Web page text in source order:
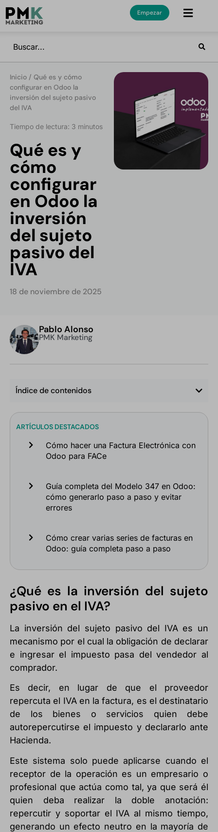
Empezar
Inicio / Qué es y cómo
configurar en Odoo la
inversión del sujeto pasivo
del IVA
Tiempo de lectura: 3 minutos
Qué es y
cómo
configurar
en Odoo la
inversión
del sujeto
pasivo del
IVA
18 de noviembre de 2025
Pablo Alonso
PMK Marketing
Índice de contenidos
ARTÍCULOS DESTACADOS
Cómo hacer una Factura Electrónica con
Odoo para FACe
Guía completa del Modelo 347 en Odoo:
cómo generarlo paso a paso y evitar
errores
Cómo crear varias series de facturas en
Odoo: guía completa paso a paso
¿Qué es la inversión del sujeto
pasivo en el IVA?
La inversión del sujeto pasivo del IVA es un
mecanismo por el cual la obligación de declarar
e ingresar el impuesto pasa del vendedor al
comprador.
Es decir, en lugar de que el proveedor
repercuta el IVA en la factura, es el destinatario
de los bienes o servicios quien debe
autorepercutirse el impuesto y declararlo ante
Hacienda.
Este sistema solo puede aplicarse cuando el
receptor de la operación es un empresario o
profesional que actúa como tal, ya que será él
quien deba realizar la doble anotación:
repercutir y soportar el IVA al mismo tiempo,
generando un efecto neutro en la mayoría de